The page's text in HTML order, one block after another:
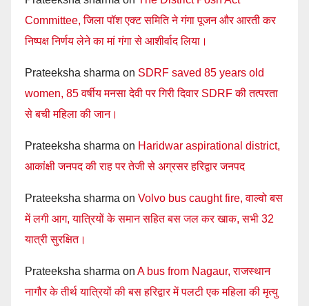
Committee, जिला पॉश एक्ट समिति ने गंगा पूजन और आरती कर
निष्पक्ष निर्णय लेने का मां गंगा से आशीर्वाद लिया।
Prateeksha sharma on SDRF saved 85 years old
women, 85 वर्षीय मनसा देवी पर गिरी दिवार SDRF की तत्परता
से बची महिला की जान।
Prateeksha sharma on Haridwar aspirational district,
आकांक्षी जनपद की राह पर तेजी से अग्रसर हरिद्वार जनपद
Prateeksha sharma on Volvo bus caught fire, वाल्वो बस
में लगी आग, यात्रियों के समान सहित बस जल कर खाक, सभी 32
यात्री सुरक्षित।
Prateeksha sharma on A bus from Nagaur, राजस्थान
नागौर के तीर्थ यात्रियों की बस हरिद्वार में पलटी एक महिला की मृत्यु